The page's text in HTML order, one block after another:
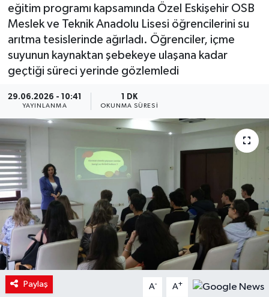
eğitim programı kapsamında Özel Eskişehir OSB
Meslek ve Teknik Anadolu Lisesi öğrencilerini su
arıtma tesislerinde ağırladı. Öğrenciler, içme
suyunun kaynaktan şebekeye ulaşana kadar
geçtiği süreci yerinde gözlemledi
29.06.2026 - 10:41
YAYINLANMA
1 DK
OKUNMA SÜRESI
Paylaş A- A+